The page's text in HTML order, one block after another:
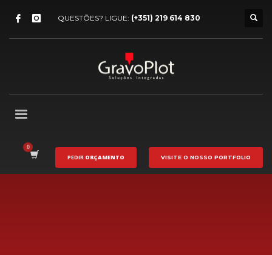
QUESTÕES? LIGUE: (+351) 219 614 830
PEDIR ORÇAMENTO VISITE O NOSSO PORTFOLIO